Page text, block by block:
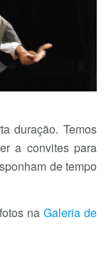
duração. Temos
a convites para
de tempo
na Galeria de